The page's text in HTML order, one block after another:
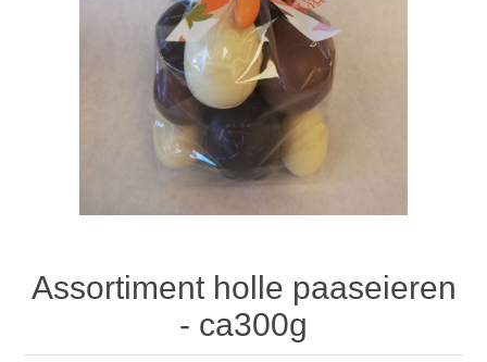
Assortiment holle paaseieren
- ca300g